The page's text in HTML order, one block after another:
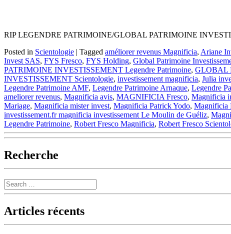
RIP LEGENDRE PATRIMOINE/GLOBAL PATRIMOINE
Posted in Scientologie | Tagged améliorer revenus Magnificia, Ariane
Invest SAS, FYS Fresco, FYS Holding, Global Patrimoine
PATRIMOINE INVESTISSEMENT Legendre Patrimoine, GLOBAL
INVESTISSEMENT Scientologie, investissement magnificia, Julia
Legendre Patrimoine AMF, Legendre Patrimoine Arnaque, Legendre
ameliorer revenus, Magnificia avis, MAGNIFICIA Fresco, Magnificia
Mariage, Magnificia mister invest, Magnificia Patrick Yodo, Magnificia
investissement.fr magnificia investissement Le Moulin de Guéliz,
Legendre Patrimoine, Robert Fresco Magnificia, Robert Fresco
Recherche
Search
Articles récents